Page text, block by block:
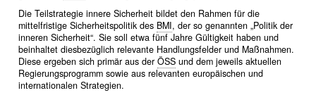
Die Teilstrategie innere Sicherheit bildet den Rahmen für die
mittelfristige Sicherheitspolitik des BMI, der so genannten „Politik der
inneren Sicherheit“. Sie soll etwa fünf Jahre Gültigkeit haben und
beinhaltet diesbezüglich relevante Handlungsfelder und Maßnahmen.
Diese ergeben sich primär aus der ÖSSund dem jeweils aktuellen
Regierungsprogramm sowie aus relevanten europäischen und
internationalen Strategien.